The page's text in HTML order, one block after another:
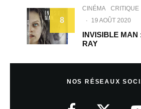
8
CINÉMA CRITIQUE
·
19 AOÛT 2020
INVISIBLE MAN
RAY
NOS RÉSEAUX